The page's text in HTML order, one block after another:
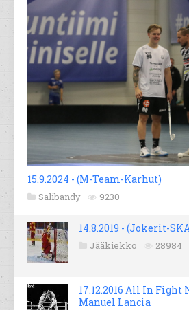
15.9.2024 - (M-Team-Karhut)
Salibandy 9230
14.8.2019 - (Jokerit-
Jääkiekko 28984
17.12.2016 All In
Manuel Lancia